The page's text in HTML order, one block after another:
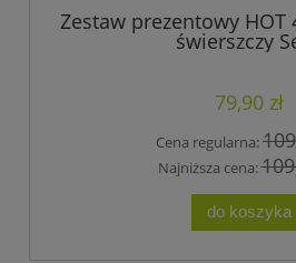
Zestaw prezentowy HOT
świerszczy
79,90 zł
Cena regularna:
Najniższa cena:
do koszyka